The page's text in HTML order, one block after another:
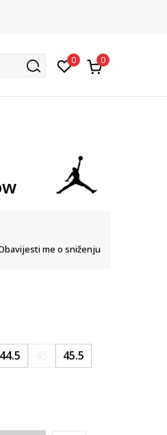
0 0
me o sniženju
44.5
45.5